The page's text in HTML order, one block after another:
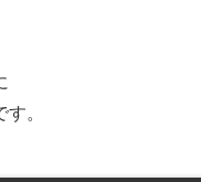
。